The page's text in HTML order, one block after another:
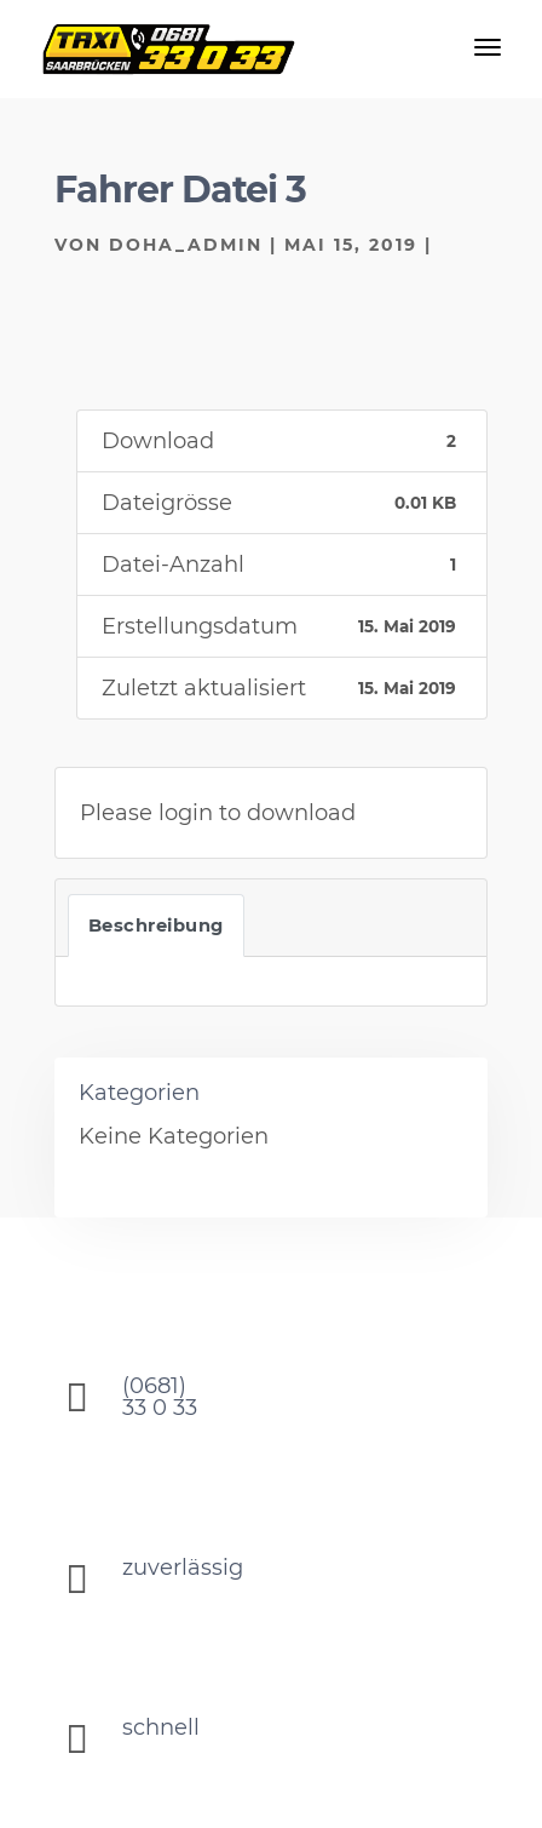
Fahrer Datei 3
VON DOHA_ADMIN | MAI 15, 2019 |
Download 2
Dateigrösse 0.01 KB
Datei-Anzahl 1
Erstellungsdatum 15. Mai 2019
Zuletzt aktualisiert 15. Mai 2019
Please login to download
Beschreibung
Kategorien
Keine Kategorien

(0681)
33 0 33
 zuverlässig
 schnell